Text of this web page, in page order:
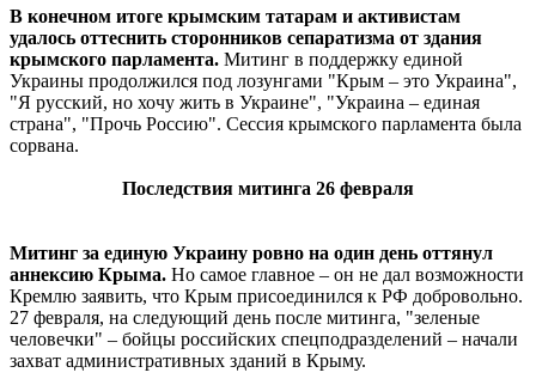
В конечном итоге крымским татарам и активистам
удалось оттеснить сторонников сепаратизма от здания
крымского парламента. Митинг в поддержку единой
Украины продолжился под лозунгами "Крым – это Украина",
"Я русский, но хочу жить в Украине", "Украина – единая
страна", "Прочь Россию". Сессия крымского парламента была
сорвана.
Последствия митинга 26 февраля
Митинг за единую Украину ровно на один день оттянул
аннексию Крыма. Но самое главное – он не дал возможности
Кремлю заявить, что Крым присоединился к РФ добровольно.
27 февраля, на следующий день после митинга, "зеленые
человечки" – бойцы российских спецподразделений – начали
захват административных зданий в Крыму.